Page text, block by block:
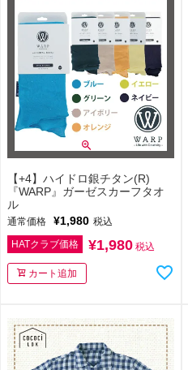
【+4】ハイドロ銀チタン(R)
『WARP』ガーゼスカーフタオ
ル
通常価格 ¥1,980 税込
HATクラブ価格
¥1,980 税込
カート追加